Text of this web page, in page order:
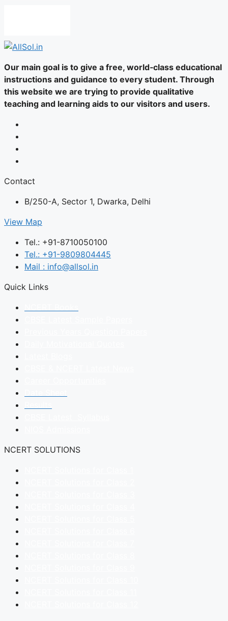
Our main goal is to give a free, world‑class educational
instructions and guidance to every student. Through
this website we are trying to provide qualitative
teaching and learning aids to our visitors and users.
Contact
B/250-A, Sector 1, Dwarka, Delhi
View Map
Tel.: +91-8710050100
Tel.: +91-9809804445
Mail : info@allsol.in
Quick Links
NCERT SOLUTIONS